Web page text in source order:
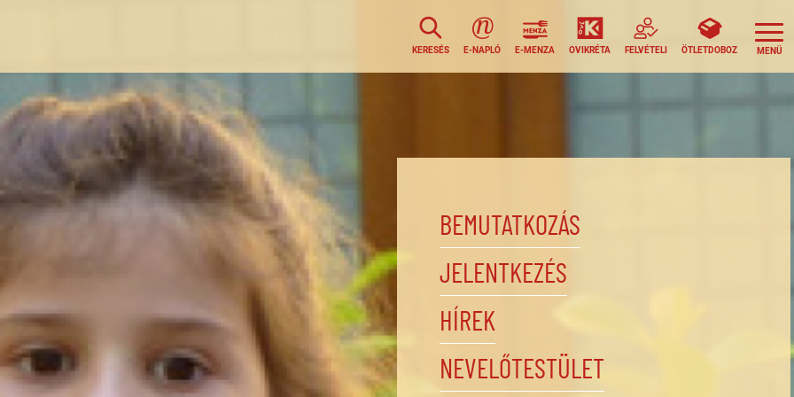
KERESÉS E-NAPLÓ E-MENZA OVIKRÉTA FELVÉTELI ÖTLETDOBOZ
BEMUTATKOZÁS
JELENTKEZÉS
HÍREK
NEVELŐTESTÜLET